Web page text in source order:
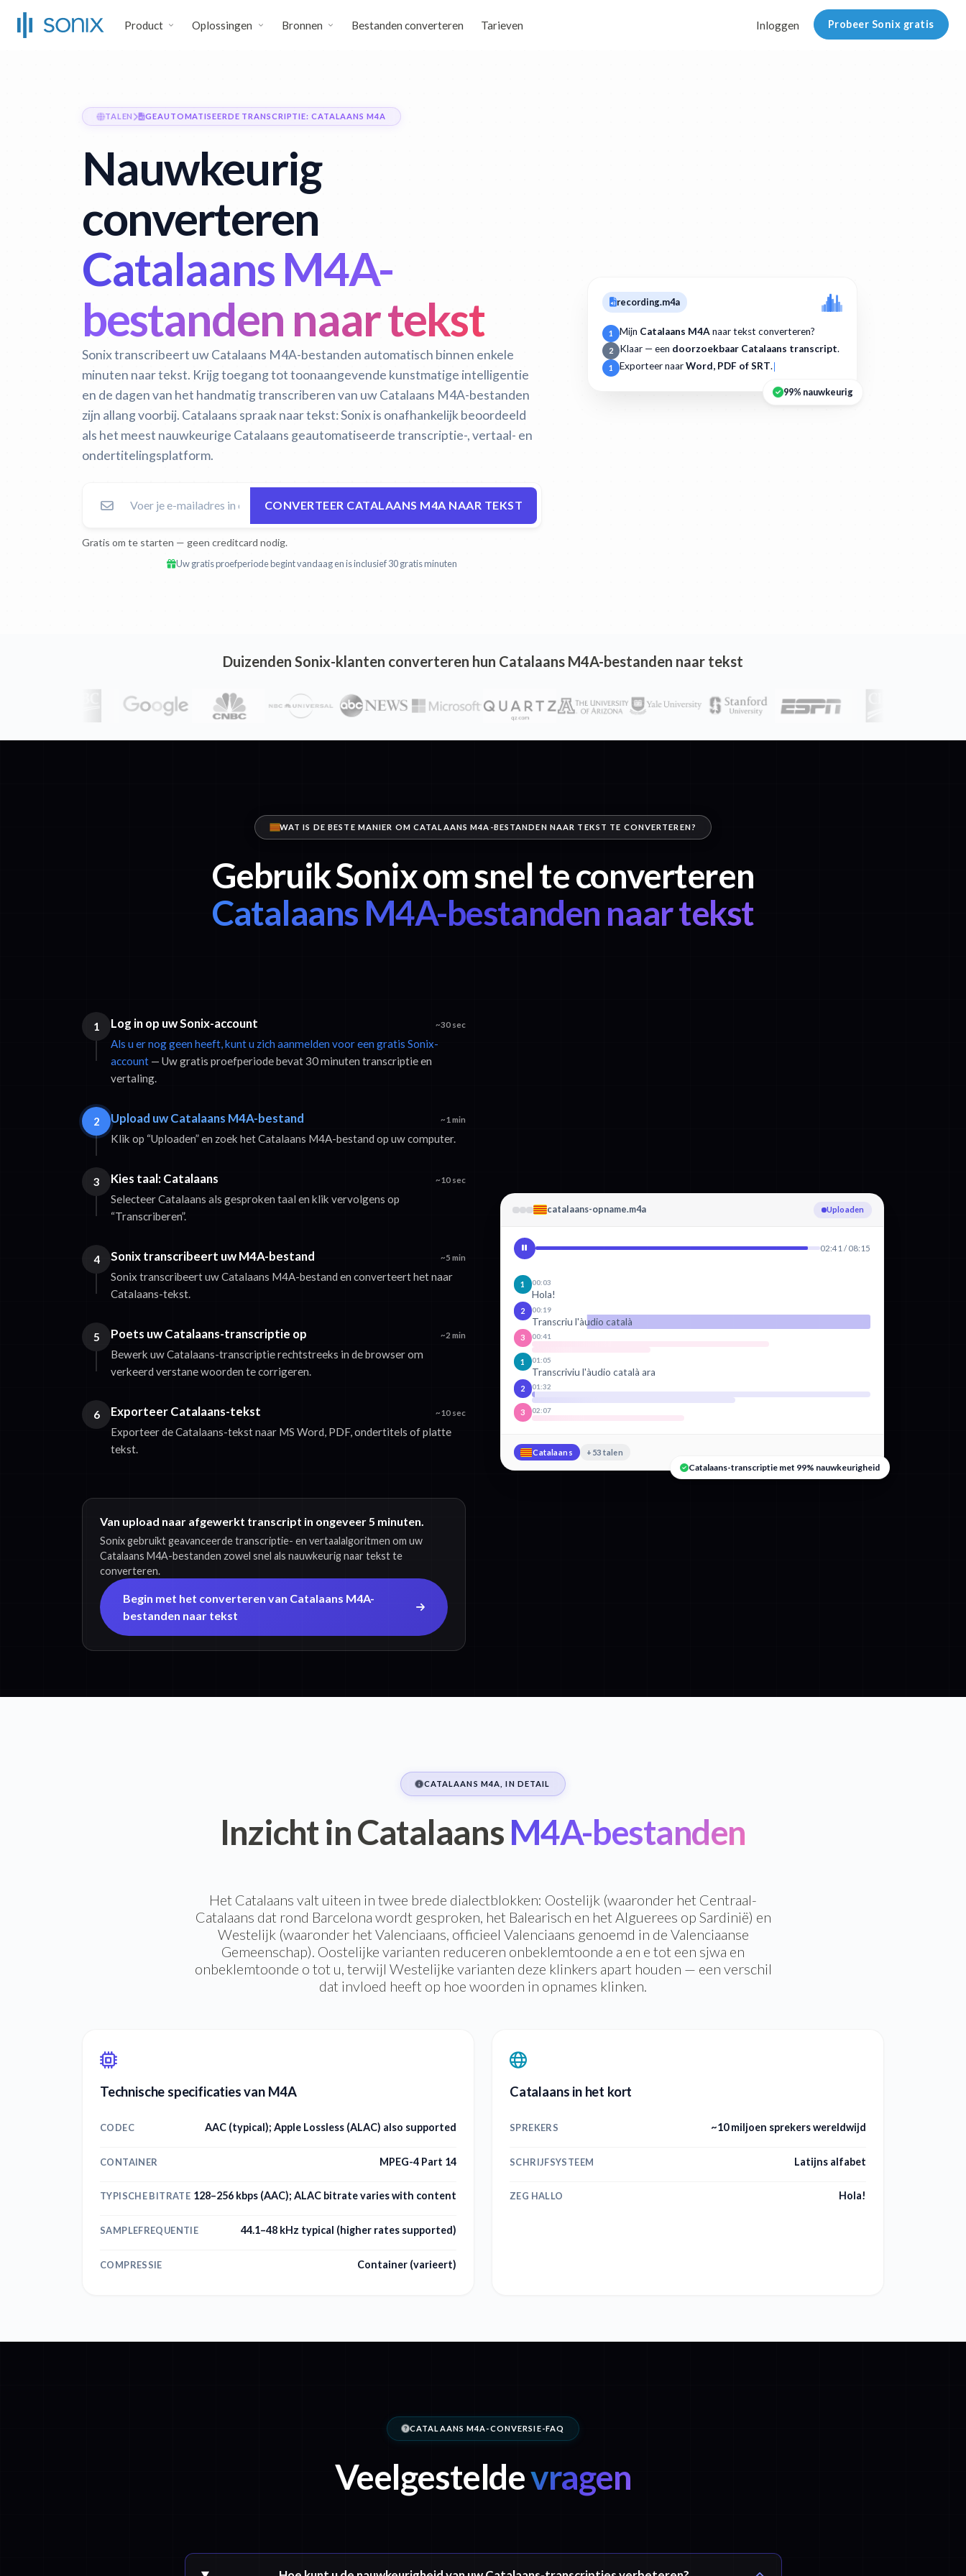
Product Oplossingen Bronnen Bestanden converteren Tarieven Inloggen Probeer Sonix gratis
TALEN GEAUTOMATISEERDE TRANSCRIPTIE: CATALAANS M4A
Nauwkeurig
converteren
Catalaans M4A-
bestanden naar tekst
Sonix transcribeert uw Catalaans M4A-bestanden automatisch binnen enkele
minuten naar tekst. Krijg toegang tot toonaangevende kunstmatige intelligentie
en de dagen van het handmatig transcriberen van uw Catalaans M4A-bestanden
zijn allang voorbij. Catalaans spraak naar tekst:Sonix is onafhankelijk beoordeeld
als het meest nauwkeurige Catalaans geautomatiseerde transcriptie-, vertaal- en
ondertitelingsplatform.
CONVERTEER CATALAANS M4A NAAR TEKST
Gratis om te starten — geen creditcard nodig.
Uw gratis proefperiode begint vandaag en is inclusief 30 gratis minuten
recording.m4a
1 Mijn Catalaans M4Anaar tekst converteren?
2 Klaar — een doorzoekbaar Catalaans transcript.
1 Exporteer naarWord, PDF of SRT.
99% nauwkeurig
Duizenden Sonix-klanten converteren hun Catalaans M4A-bestanden naar tekst
WAT IS DE BESTE MANIER OM CATALAANS M4A-BESTANDEN NAAR TEKST TE CONVERTEREN?
Gebruik Sonix om snel te converteren
Catalaans M4A-bestanden naar tekst
1 Log in op uw Sonix-account ~30 sec
Als u er nog geen heeft, kunt u zich aanmelden voor een gratis Sonix-
account — Uw gratis proefperiode bevat 30 minuten transcriptie en
vertaling.
2 Upload uw Catalaans M4A-bestand ~1 min
Klik op “Uploaden” en zoek het Catalaans M4A-bestand op uw computer.
3 Kies taal: Catalaans ~10 sec
Selecteer Catalaans als gesproken taal en klik vervolgens op
“Transcriberen”.
4 Sonix transcribeert uw M4A-bestand ~5 min
Sonix transcribeert uw Catalaans M4A-bestand en converteert het naar
Catalaans-tekst.
5 Poets uw Catalaans-transcriptie op ~2 min
Bewerk uw Catalaans-transcriptie rechtstreeks in de browser om
verkeerd verstane woorden te corrigeren.
6 Exporteer Catalaans-tekst ~10 sec
Exporteer de Catalaans-tekst naar MS Word, PDF, ondertitels of platte
tekst.
Van upload naar afgewerkt transcript in ongeveer 5 minuten.
Sonix gebruikt geavanceerde transcriptie- en vertaalalgoritmen om uw
Catalaans M4A-bestanden zowel snel als nauwkeurig naar tekst te
converteren.
Begin met het converteren van Catalaans M4A-
bestanden naar tekst
catalaans-opname.m4a Catalaans detecteren
02:41 / 08:15
1 00:03
Hola!
2 00:19
Transcriu l'àudio català
3 00:41
1 01:05
Transcriviu l'àudio català ara
2 01:32
3 02:07
Catalaans +53 talen
Catalaans-transcriptie met 99% nauwkeurigheid
CATALAANS M4A, IN DETAIL
Inzicht in CatalaansM4A-bestanden
Het Catalaans valt uiteen in twee brede dialectblokken: Oostelijk (waaronder het Centraal-
Catalaans dat rond Barcelona wordt gesproken, het Balearisch en het Alguerees op Sardinië) en
Westelijk (waaronder het Valenciaans, officieel Valenciaans genoemd in de Valenciaanse
Gemeenschap). Oostelijke varianten reduceren onbeklemtoonde a en e tot een sjwa en
onbeklemtoonde o tot u, terwijl Westelijke varianten deze klinkers apart houden — een verschil
dat invloed heeft op hoe woorden in opnames klinken.
Technische specificaties van M4A
CODEC AAC (typical); Apple Lossless (ALAC) also supported
CONTAINER MPEG-4 Part 14
TYPISCHE BITRATE 128–256 kbps (AAC); ALAC bitrate varies with content
SAMPLEFREQUENTIE 44.1–48 kHz typical (higher rates supported)
COMPRESSIE Container (varieert)
Catalaans in het kort
SPREKERS ~10 miljoen sprekers wereldwijd
SCHRIJFSYSTEEM Latijns alfabet
ZEG HALLO Hola!
CATALAANS M4A-CONVERSIE-FAQ
Veelgesteldevragen